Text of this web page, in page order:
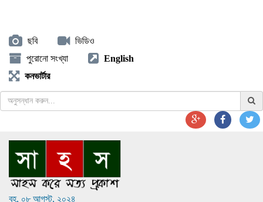
ছবি
ভিডিও
পুরোনো সংখ্যা
English
কনভার্টার
বৃহ, ০৮ আগস্ট, ২০২৪